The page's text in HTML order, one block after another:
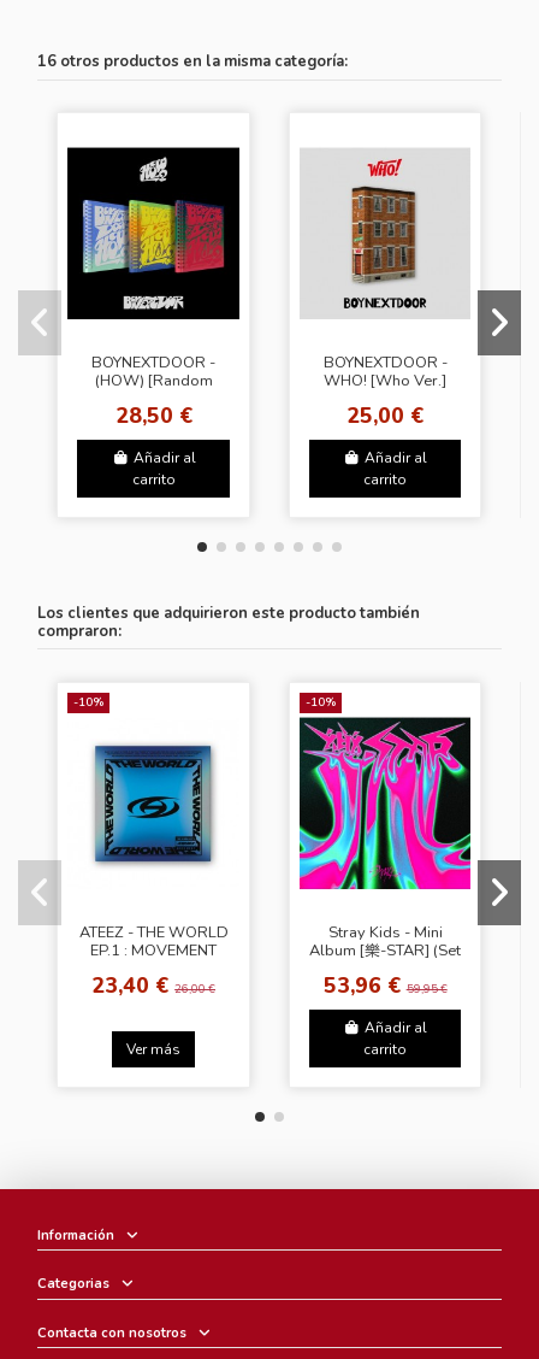
16 otros productos en la misma categoría:
BOYNEXTDOOR -
(HOW) [Random
28,50 €
Añadir al
carrito
BOYNEXTDOOR -
WHO! [Who Ver.]
25,00 €
Añadir al
carrito
Los clientes que adquirieron este producto también
compraron:
-10%
ATEEZ - THE WORLD
EP.1 : MOVEMENT
23,40 €26,00 €
Ver más
-10%
Stray Kids - Mini
Album [樂-STAR] (Set
Photocard (SW)
53,96 €59,95 €
Añadir al
carrito
Información
Categorias
Contacta con nosotros